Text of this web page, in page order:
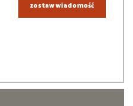
zostaw wiadomość